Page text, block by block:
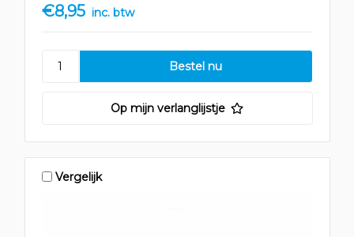
€8,95 inc. btw
Op mijn verlanglijstje
Vergelijk